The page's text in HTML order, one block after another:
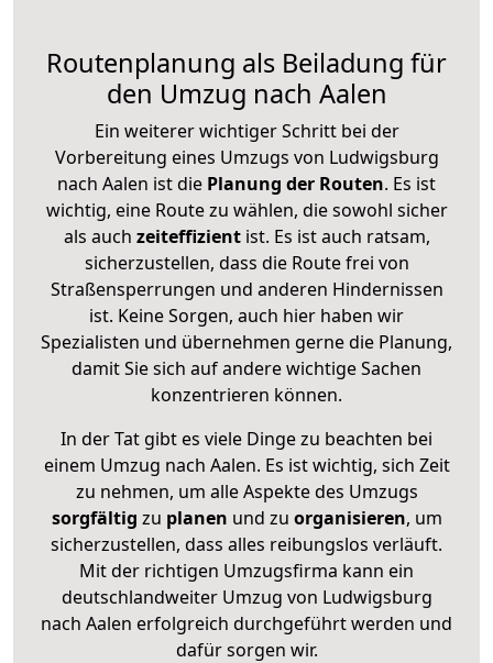
Routenplanung als Beiladung für
den Umzug nach Aalen
Ein weiterer wichtiger Schritt bei der
Vorbereitung eines Umzugs von Ludwigsburg
nach Aalen ist die Planung der Routen. Es ist
wichtig, eine Route zu wählen, die sowohl sicher
als auch zeiteffizientist. Es ist auch ratsam,
sicherzustellen, dass die Route frei von
Straßensperrungen und anderen Hindernissen
ist. Keine Sorgen, auch hier haben wir
Spezialisten und übernehmen gerne die Planung,
damit Sie sich auf andere wichtige Sachen
konzentrieren können.
In der Tat gibt es viele Dinge zu beachten bei
einem Umzug nach Aalen. Es ist wichtig, sich Zeit
zu nehmen, um alle Aspekte des Umzugs
sorgfältig zu planen und zu organisieren, um
sicherzustellen, dass alles reibungslos verläuft.
Mit der richtigen Umzugsfirma kann ein
deutschlandweiter Umzug von Ludwigsburg
nach Aalen erfolgreich durchgeführt werden und
dafür sorgen wir.